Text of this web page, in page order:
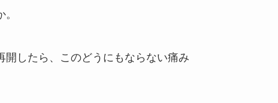
したら、このどうにもならない痛み